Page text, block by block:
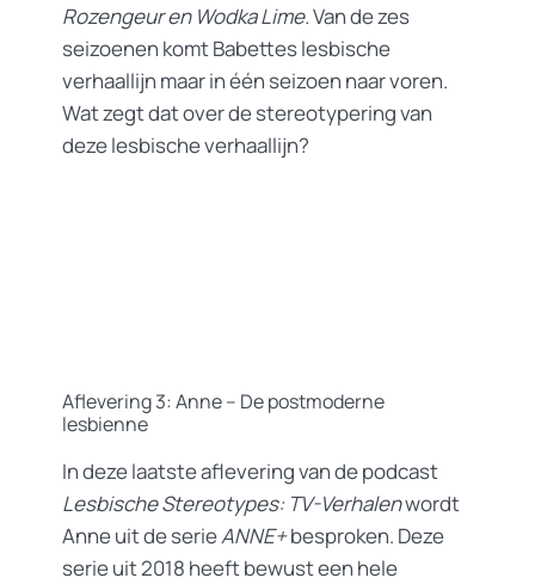
Rozengeur en Wodka Lime.Van de zes
seizoenen komt Babettes lesbische
verhaallijn maar in één seizoen naar voren.
Wat zegt dat over de stereotypering van
deze lesbische verhaallijn?
Aflevering 3: Anne – De postmoderne
lesbienne
In deze laatste aflevering van de podcast
Lesbische Stereotypes: TV-Verhalenwordt
Anne uit de serieANNE+besproken. Deze
serie uit 2018 heeft bewust een hele